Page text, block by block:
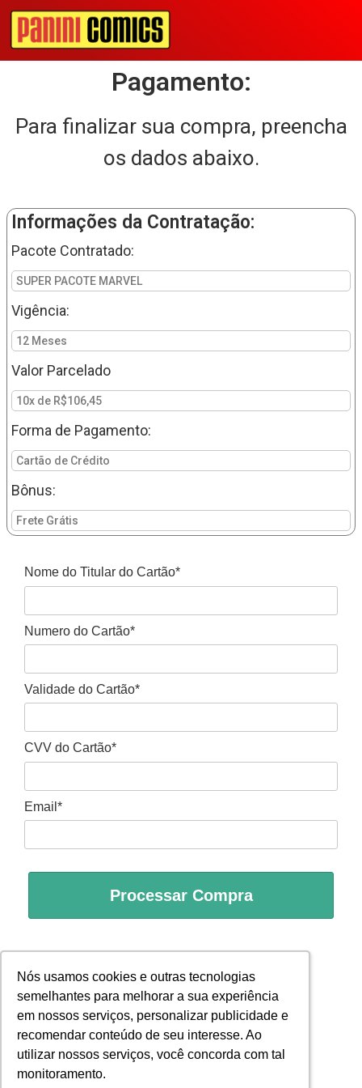
Nós usamos cookies e outras tecnologias
semelhantes para melhorar a sua experiência
em nossos serviços, personalizar publicidade e
recomendar conteúdo de seu interesse. Ao
utilizar nossos serviços, você concorda com tal
monitoramento.
Nós usamos cookies e outras tecnologias
semelhantes para melhorar a sua experiência
em nossos serviços, personalizar publicidade e
recomendar conteúdo de seu interesse. Ao
utilizar nossos serviços, você concorda com tal
monitoramento.
Pagamento:
Para finalizar sua compra, preencha
os dados abaixo.
Nome do Titular do Cartão*
Numero do Cartão*
Validade do Cartão*
CVV do Cartão*
Email*
Processar Compra
Informações da Contratação:
Pacote Contratado:
SUPER PACOTE MARVEL
Vigência:
12 Meses
Valor Parcelado
10x de R$106,45
Forma de Pagamento:
Cartão de Crédito
Bônus:
Frete Grátis